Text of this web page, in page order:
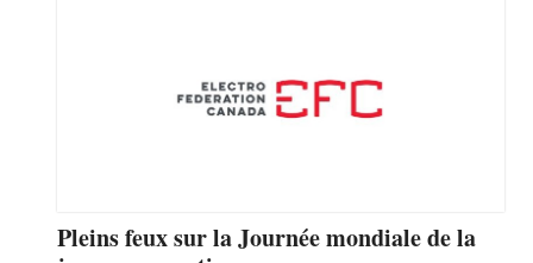
Pleins feux sur la Journée mondiale de la